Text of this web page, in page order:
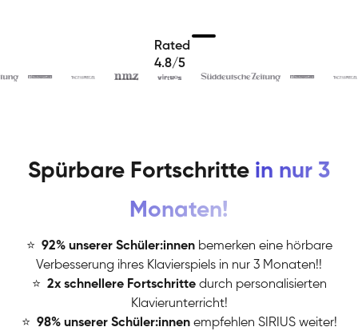
Rated
4.8/5
Spürbare Fortschritte in nur 3
Monaten!
⭐ 92% unserer Schüler:innen bemerken eine hörbare
Verbesserung ihres Klavierspiels in nur 3 Monaten!!
⭐ 2x schnellere Fortschritte durch personalisierten
Klavierunterricht!
⭐ 98% unserer Schüler:innen empfehlen SIRIUS weiter!